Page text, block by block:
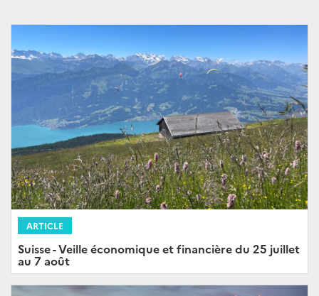
ARTICLE
Suisse - Veille économique et financière du 25 juillet
au 7 août